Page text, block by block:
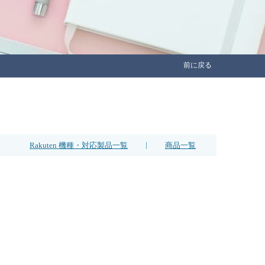
前に戻る
Rakuten 機種・対応製品一覧 | 商品一覧